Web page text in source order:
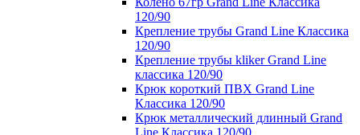
120/90
Крепление трубы Grand Line Классика
120/90
Крепление трубы kliker Grand Line
классика 120/90
Крюк короткий ПВХ Grand Line
Классика 120/90
Крюк металлический длинный Grand
Line Классика 120/90